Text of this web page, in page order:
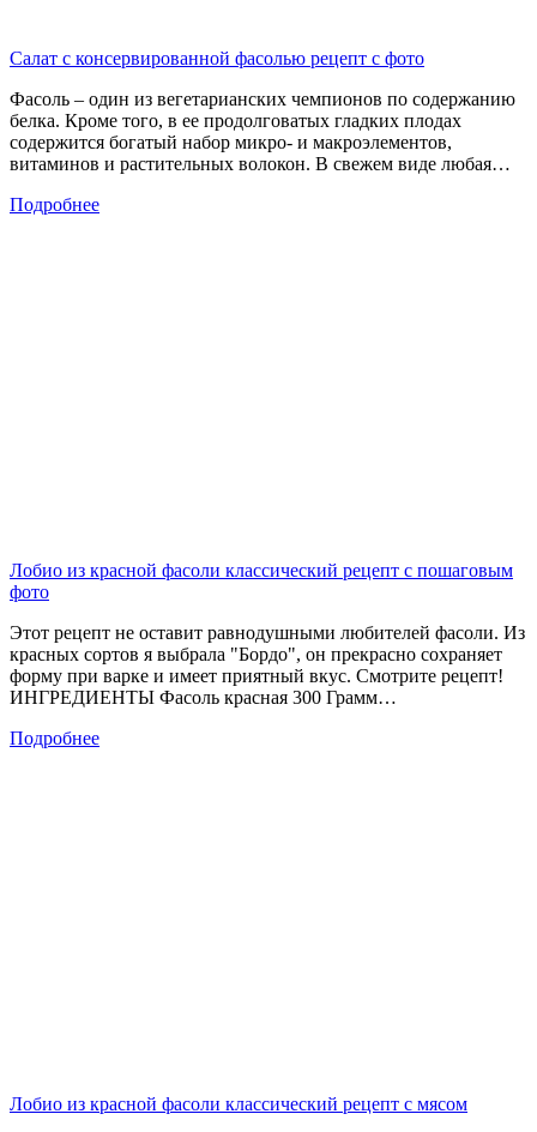
Салат с консервированной фасолью рецепт с фото
Фасоль – один из вегетарианских чемпионов по содержанию
белка. Кроме того, в ее продолговатых гладких плодах
содержится богатый набор микро- и макроэлементов,
витаминов и растительных волокон. В свежем виде любая…
Подробнее
Лобио из красной фасоли классический рецепт с пошаговым
фото
Этот рецепт не оставит равнодушными любителей фасоли. Из
красных сортов я выбрала "Бордо", он прекрасно сохраняет
форму при варке и имеет приятный вкус. Смотрите рецепт!
ИНГРЕДИЕНТЫ Фасоль красная 300 Грамм…
Подробнее
Лобио из красной фасоли классический рецепт с мясом